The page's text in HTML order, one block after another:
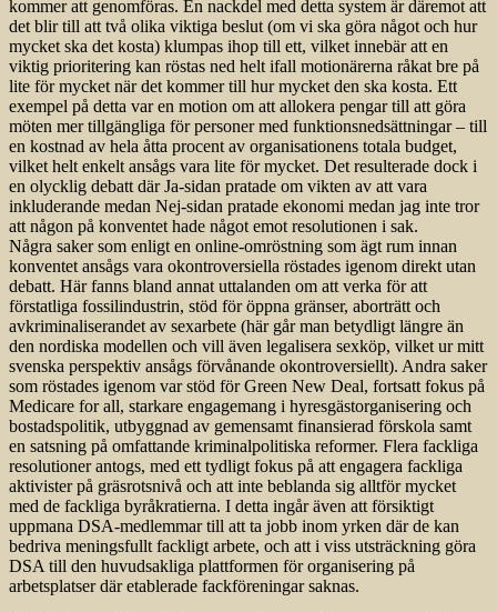
kommer att genomföras. En nackdel med detta system är däremot att
det blir till att två olika viktiga beslut (om vi ska göra något och hur
mycket ska det kosta) klumpas ihop till ett, vilket innebär att en
viktig prioritering kan röstas ned helt ifall motionärerna råkat bre på
lite för mycket när det kommer till hur mycket den ska kosta. Ett
exempel på detta var en motion om att allokera pengar till att göra
möten mer tillgängliga för personer med funktionsnedsättningar – till
en kostnad av hela åtta procent av organisationens totala budget,
vilket helt enkelt ansågs vara lite för mycket. Det resulterade dock i
en olycklig debatt där Ja-sidan pratade om vikten av att vara
inkluderande medan Nej-sidan pratade ekonomi medan jag inte tror
att någon på konventet hade något emot resolutionen i sak.
Några saker som enligt en online-omröstning som ägt rum innan
konventet ansågs vara okontroversiella röstades igenom direkt utan
debatt. Här fanns bland annat uttalanden om att verka för att
förstatliga fossilindustrin, stöd för öppna gränser, aborträtt och
avkriminaliserandet av sexarbete (här går man betydligt längre än
den nordiska modellen och vill även legalisera sexköp, vilket ur mitt
svenska perspektiv ansågs förvånande okontroversiellt). Andra saker
som röstades igenom var stöd för Green New Deal, fortsatt fokus på
Medicare for all, starkare engagemang i hyresgästorganisering och
bostadspolitik, utbyggnad av gemensamt finansierad förskola samt
en satsning på omfattande kriminalpolitiska reformer. Flera fackliga
resolutioner antogs, med ett tydligt fokus på att engagera fackliga
aktivister på gräsrotsnivå och att inte beblanda sig alltför mycket
med de fackliga byråkratierna. I detta ingår även att försiktigt
uppmana DSA-medlemmar till att ta jobb inom yrken där de kan
bedriva meningsfullt fackligt arbete, och att i viss utsträckning göra
DSA till den huvudsakliga plattformen för organisering på
arbetsplatser där etablerade fackföreningar saknas.